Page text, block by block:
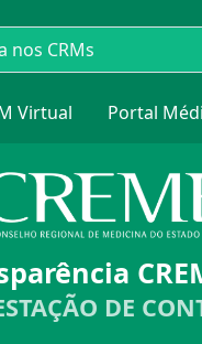
Virtual Portal
DE